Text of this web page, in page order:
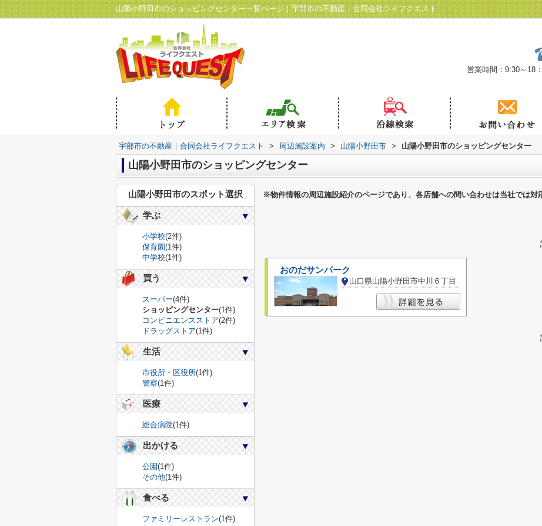
山陽小野田市のショッピングセンター一覧ページ｜宇部市の不動産｜合同会社ライフクエスト
営業時間：9:30～18
宇部市の不動産｜合同会社ライフクエスト > 周辺施設案内 > 山陽小野田市 > 山陽小野田市のショッピングセンター
山陽小野田市のショッピングセンター
※物件情報の周辺施設紹介のページであり、各店舗への問い合わせは当社では対
おのだサンパーク
山口県山陽小野田市中川６丁目
山陽小野田市のスポット選択
学ぶ
小学校(2件)
保育園(1件)
中学校(1件)
買う
スーパー(4件)
ショッピングセンター(1件)
コンビニエンスストア(2件)
ドラッグストア(1件)
生活
市役所・区役所(1件)
警察(1件)
医療
総合病院(1件)
出かける
公園(1件)
その他(1件)
食べる
ファミリーレストラン(1件)